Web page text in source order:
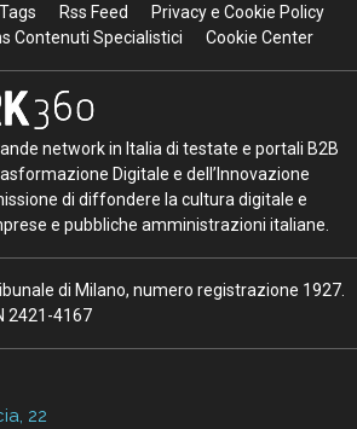
Tags Rss Feed
Privacy e Cookie Policy
Contenuti Specialistici
Cookie Center
network in Italia di testate e portali B2B
Digitale e dell’Innovazione
di diffondere la cultura digitale e
e pubbliche amministrazioni italiane.
di Milano, numero registrazione 1927.
2421-4167
22